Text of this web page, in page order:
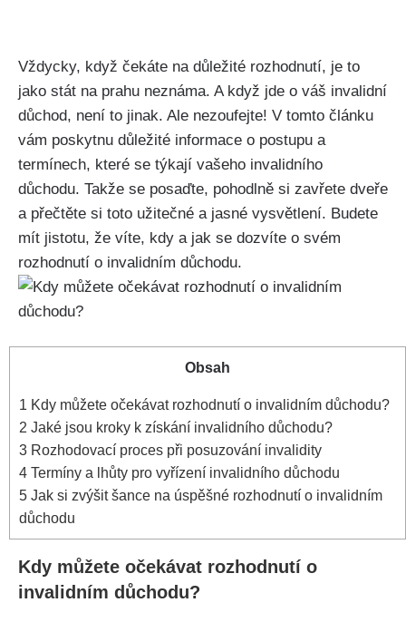
Vždycky, když čekáte na důležité rozhodnutí, je to
jako stát na prahu neznáma. A když jde o váš invalidní
důchod, není to jinak. Ale nezoufejte! V tomto článku
vám poskytnu důležité informace o postupu a
termínech, které se týkají vašeho invalidního
důchodu. Takže se posaďte, pohodlně si zavřete dveře
a přečtěte si toto užitečné a jasné vysvětlení. Budete
mít jistotu, že víte, kdy a jak se dozvíte o svém
rozhodnutí o invalidním důchodu.
Obsah
1 Kdy můžete očekávat rozhodnutí o invalidním důchodu?
2 Jaké jsou kroky k získání invalidního důchodu?
3 Rozhodovací proces při posuzování invalidity
4 Termíny a lhůty pro vyřízení invalidního důchodu
5 Jak si zvýšit šance na úspěšné rozhodnutí o invalidním
důchodu
Kdy můžete očekávat rozhodnutí o
invalidním důchodu?